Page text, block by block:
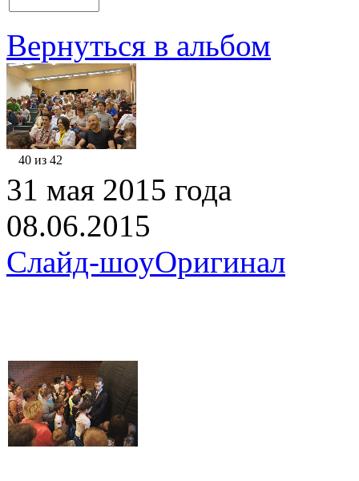
Вернуться в альбом
40 из 42
31 мая 2015 года
08.06.2015
Слайд-шоуОригинал